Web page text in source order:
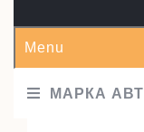
Menu
МАРКА